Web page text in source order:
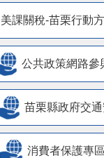
美課關稅-苗栗行動
公共政策網路參
苗栗縣政府交
消費者保護專區